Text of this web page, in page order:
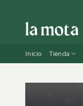
contenido
Inicio Tienda